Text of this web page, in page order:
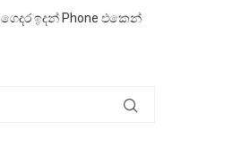
ගෙදර ඉදන් Phone එකෙන්